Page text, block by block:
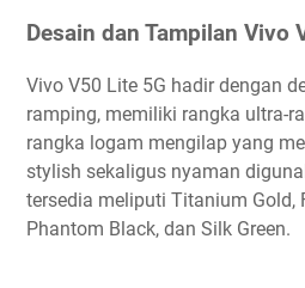
Desain dan Tampilan Vivo
Vivo V50 Lite 5G hadir dengan
ramping, memiliki rangka ultra-
rangka logam mengilap yang
stylish sekaligus nyaman
tersedia meliputi Titanium Gold,
Phantom Black, dan Silk Green.